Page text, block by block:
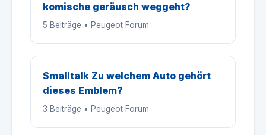
komische geräusch weggeht?
5 Beiträge • Peugeot Forum
Smalltalk Zu welchem Auto gehört
dieses Emblem?
3 Beiträge • Peugeot Forum